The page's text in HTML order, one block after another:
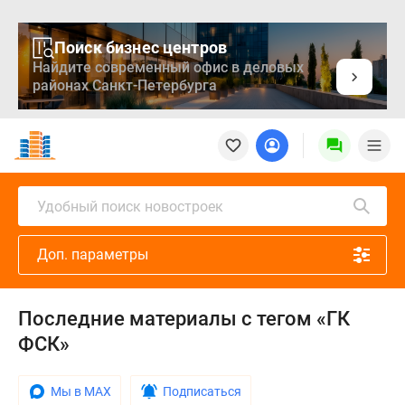
Поиск бизнес центров
Найдите современный офис в деловых
районах Санкт-Петербурга
Новостройки
Квартиры
Ипотека
Медиа
проекте
Контакты
Реклама
сайте
Продавцы
Удобный поиск новостроек
Доп. параметры
Последние материалы с тегом «ГК
ФСК»
Мы в MAX Подписаться